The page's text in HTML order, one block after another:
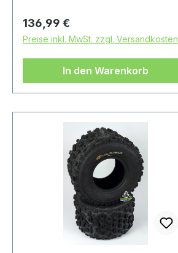
Regulärer Preis:
136,99 €
Preise inkl. MwSt. zzgl. Versandkosten
In den Warenkorb